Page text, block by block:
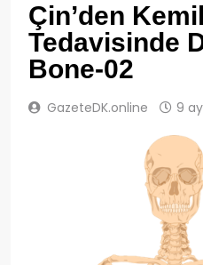
Çin’den
Tedavisinde
Bone-02
GazeteDK.online 9